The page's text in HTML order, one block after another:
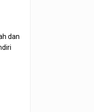
dan